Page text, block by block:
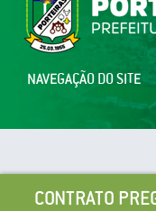
NAVEGAÇÃO DO SITE
CONTRATO